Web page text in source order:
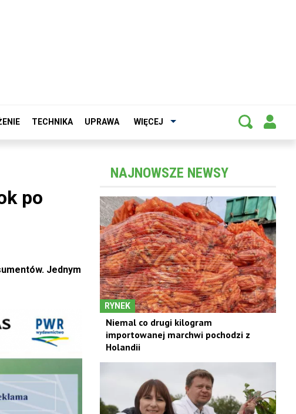
TECHNIKA UPRAWA WIĘCEJ
po
Jednym
NAJNOWSZE NEWSY
RYNEK
Niemal co drugi kilogram
importowanej marchwi pochodzi z
Holandii